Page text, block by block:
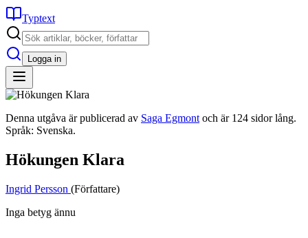
Typtext
Logga in
Denna utgåva är publicerad av Saga Egmont och är 124 sidor lång.
Språk: Svenska.
Hökungen Klara
Ingrid Persson (Författare)
Inga betyg ännu